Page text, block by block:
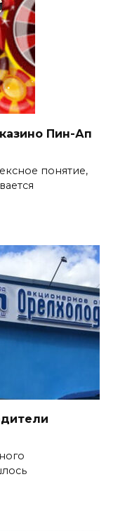
Пин-Ап
понятие,